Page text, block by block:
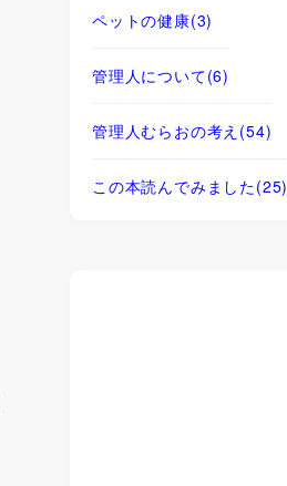
ペットの健康(3)
管理人について(6)
管理人むらおの考え (54)
この本読んでみました(25)